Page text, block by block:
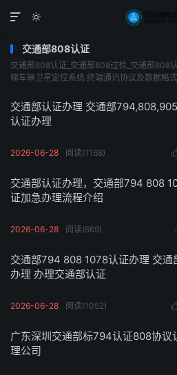


交通部808认证
交通部808认证_交通部808过检_交通部808
输车辆卫星定位系统 终端通讯协议及数据格式
交通部认证办理 交通部
认证办理
2026-06-28 阅读(1168)
交通部认证办理，交通部794 808
证加急办理流程介绍
2026-06-28 阅读(669)
交通部794 808 1078认证办理 交通
办理 办理交通部认证
2026-06-28 阅读(1052)
广东深圳交通部标794认证808协议
理公司